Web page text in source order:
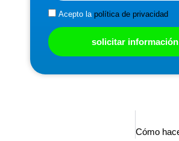
Acepto la política de privacidad
solicitar información